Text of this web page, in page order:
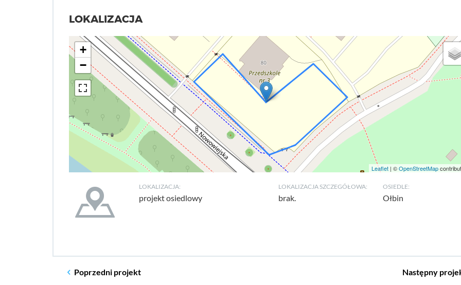
LOKALIZACJA
+
−
Leaflet| ©OpenStreetMap
LOKALIZACJA:
projekt osiedlowy
LOKALIZACJA SZCZEGÓŁOWA:
brak.
OSIEDLE:
Ołbin
Poprzedni projekt Następny